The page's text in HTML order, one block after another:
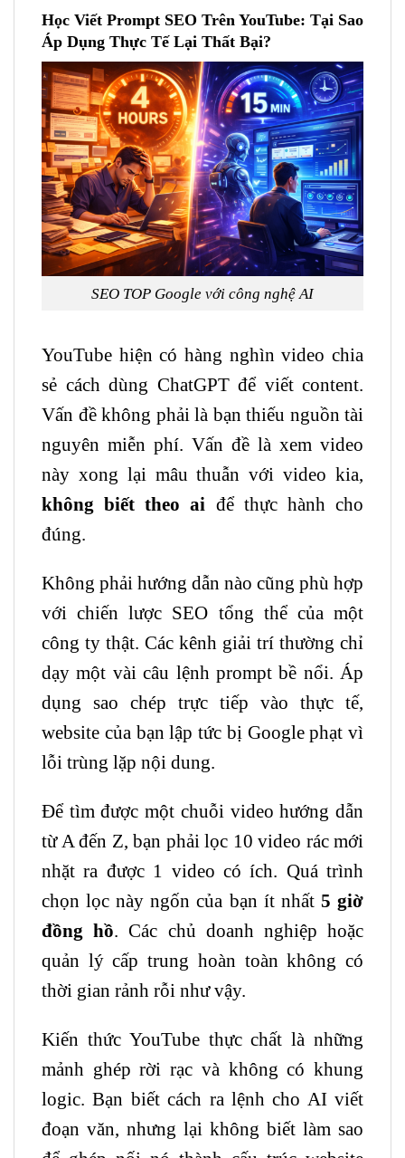
Học Viết Prompt SEO Trên YouTube: Tại Sao
Áp Dụng Thực Tế Lại Thất Bại?
SEO TOP Google với công nghệ AI
YouTube hiện có hàng nghìn video chia
sẻ cách dùng ChatGPT để viết content.
Vấn đề không phải là bạn thiếu nguồn tài
nguyên miễn phí. Vấn đề là xem video
này xong lại mâu thuẫn với video kia,
không biết theo ai để thực hành cho
đúng.
Không phải hướng dẫn nào cũng phù hợp
với chiến lược SEO tổng thể của một
công ty thật. Các kênh giải trí thường chỉ
dạy một vài câu lệnh prompt bề nổi. Áp
dụng sao chép trực tiếp vào thực tế,
website của bạn lập tức bị Google phạt vì
lỗi trùng lặp nội dung.
Để tìm được một chuỗi video hướng dẫn
từ A đến Z, bạn phải lọc 10 video rác mới
nhặt ra được 1 video có ích. Quá trình
chọn lọc này ngốn của bạn ít nhất 5 giờ
đồng hồ. Các chủ doanh nghiệp hoặc
quản lý cấp trung hoàn toàn không có
thời gian rảnh rỗi như vậy.
Kiến thức YouTube thực chất là những
mảnh ghép rời rạc và không có khung
logic. Bạn biết cách ra lệnh cho AI viết
đoạn văn, nhưng lại không biết làm sao